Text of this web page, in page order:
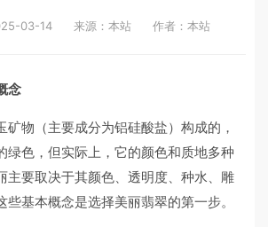
03-14 来源：本站 作者：本站
念
矿物（主要成分为铝硅酸盐）构成的，
绿色，但实际上，它的颜色和质地多种
主要取决于其颜色、透明度、种水、雕
些基本概念是选择美丽翡翠的第一步。